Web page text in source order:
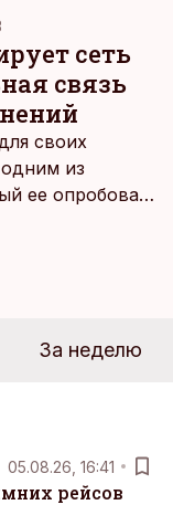
сеть
связь
своих
из
ее опробовал,
За неделю
05.08.26, 16:41
рейсов